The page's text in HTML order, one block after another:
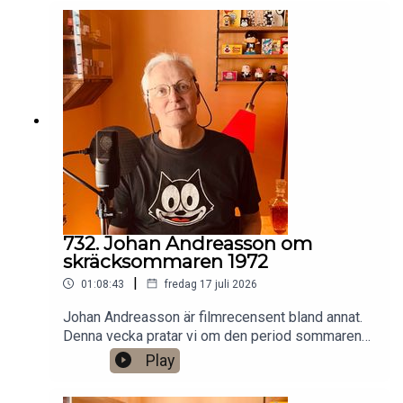
https://www.patreon.com/arkivsamtalFestar! Ny
turné med Simon Gärdenfors och Anton
Magnusson 2026.Jag har andra standupgig i bl.a.
Stockholm. Min film Serietecknaren finns nu på
VHS SF
Anytime!https://www.gardenfors.comSwish:
0760724728X: @gardenforsInstagram:
@gardenfors
732. Johan Andreasson om
skräcksommaren 1972
01:08:43 | fredag 17 juli 2026
Johan Andreasson är filmrecensent bland annat.
Denna vecka pratar vi om den period sommaren
1972 då SVT sände åtta klassiska svartvita
skräckfilmer från 1930-talet, som Dracula,
Play